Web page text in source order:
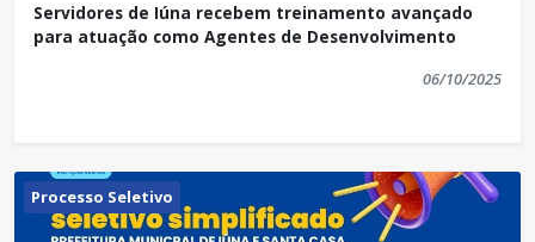
Servidores de Iúna recebem treinamento avançado
para atuação como Agentes de Desenvolvimento
06/10/2025
Processo Seletivo